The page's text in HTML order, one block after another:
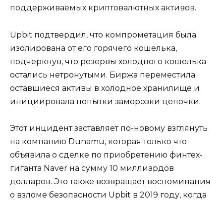
поддерживаемых криптовалютных активов.
Upbit подтвердил, что компрометация была
изолирована от его горячего кошелька,
подчеркнув, что резервы холодного кошелька
остались нетронутыми. Биржа переместила
оставшиеся активы в холодное хранилище и
инициировала попытки заморозки цепочки.
Этот инцидент заставляет по-новому взглянуть
на компанию Dunamu, которая только что
объявила о сделке по приобретению финтех-
гиганта Naver на сумму 10 миллиардов
долларов. Это также возвращает воспоминания
о взломе безопасности Upbit в 2019 году, когда